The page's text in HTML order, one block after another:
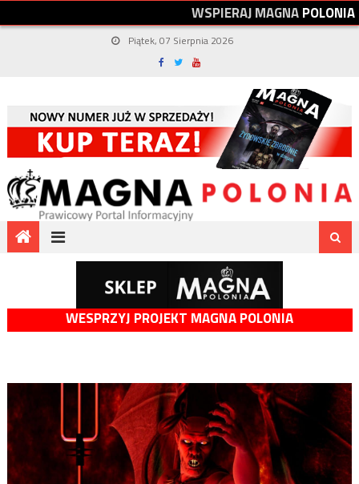
WSPIERAJMAGNAPOLONIA
Piątek, 07 Sierpnia 2026
WESPRZYJ PROJEKT MAGNA POLONIA